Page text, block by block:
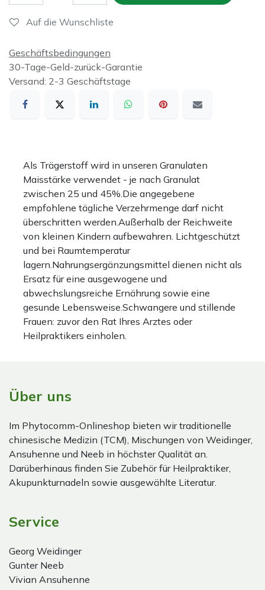
Auf die Wunschliste
Geschäftsbedingungen
30-Tage-Geld-zurück-Garantie
Versand: 2-3 Geschäftstage
Als Trägerstoff wird in unseren Granulaten
Maisstärke verwendet - je nach Granulat
zwischen 25 und 45%.Die angegebene
empfohlene tägliche Verzehrmenge darf nicht
überschritten werden.Außerhalb der Reichweite
von kleinen Kindern aufbewahren. Lichtgeschützt
und bei Raumtemperatur
lagern.Nahrungsergänzungsmittel dienen nicht als
Ersatz für eine ausgewogene und
abwechslungsreiche Ernährung sowie eine
gesunde Lebensweise.Schwangere und stillende
Frauen: zuvor den Rat Ihres Arztes oder
Heilpraktikers einholen.
Über uns
Im Phytocomm-Onlineshop bieten wir traditionelle
chinesische Medizin (TCM), Mischungen von Weidinger,
Ansuhenne und Neeb in höchster Qualität an.
Darüberhinaus finden Sie Zubehör für Heilpraktiker,
Akupunkturnadeln sowie ausgewählte Literatur.
Service
Georg Weidinger
Gunter Neeb
Vivian Ansuhenne